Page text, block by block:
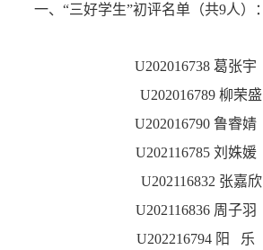
一、“三好学生”初评名单（共9人）：
U202016738 葛张宇
U202016789 柳荣盛
U202016790 鲁睿婧
U202116785 刘姝媛
U202116832 张嘉欣
U202116836 周子羽
U202216794 阳 乐